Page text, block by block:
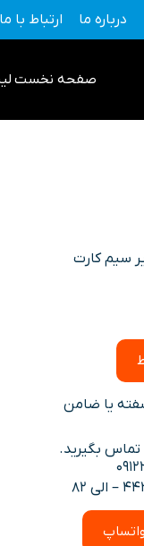
درباره ما ارتباط با ما
صفحه نخست
یا ضامن
تماس بگیرید.